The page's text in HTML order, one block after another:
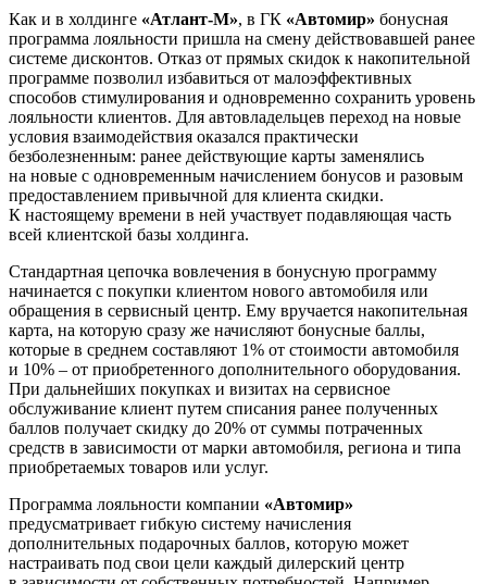
Как и в холдинге «Атлант-М», в ГК «Автомир» бонусная
программа лояльности пришла на смену действовавшей ранее
системе дисконтов. Отказ от прямых скидок к накопительной
программе позволил избавиться от малоэффективных
способов стимулирования и одновременно сохранить уровень
лояльности клиентов. Для автовладельцев переход на новые
условия взаимодействия оказался практически
безболезненным: ранее действующие карты заменялись
на новые с одновременным начислением бонусов и разовым
предоставлением привычной для клиента скидки.
К настоящему времени в ней участвует подавляющая часть
всей клиентской базы холдинга.
Стандартная цепочка вовлечения в бонусную программу
начинается с покупки клиентом нового автомобиля или
обращения в сервисный центр. Ему вручается накопительная
карта, на которую сразу же начисляют бонусные баллы,
которые в среднем составляют 1% от стоимости автомобиля
и 10% – от приобретенного дополнительного оборудования.
При дальнейших покупках и визитах на сервисное
обслуживание клиент путем списания ранее полученных
баллов получает скидку до 20% от суммы потраченных
средств в зависимости от марки автомобиля, региона и типа
приобретаемых товаров или услуг.
Программа лояльности компании «Автомир»
предусматривает гибкую систему начисления
дополнительных подарочных баллов, которую может
настраивать под свои цели каждый дилерский центр